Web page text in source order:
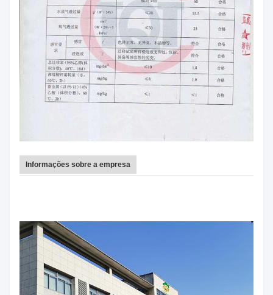
Informações sobre a empresa